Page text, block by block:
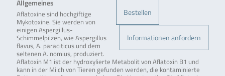
Bestellen
Informationen anfordern
Allgemeines
Aflatoxine sind hochgiftige
Mykotoxine. Sie werden von
einigen Aspergillus-
Schimmelpilzen, wie Aspergillus
flavus, A. paraciticus und dem
seltenen A. nomius, produziert.
Aflatoxin M1 ist der hydroxylierte Metabolit von Aflatoxin B1 und
kann in der Milch von Tieren gefunden werden, die kontaminierte